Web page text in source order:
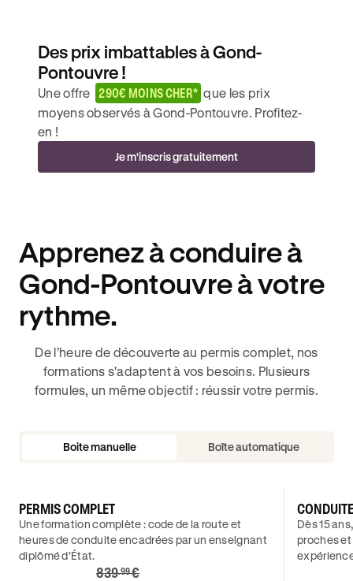
Des prix imbattables à Gond-
Pontouvre !
Une offre 290€ MOINS CHER* que les prix
moyens observés à Gond-Pontouvre. Profitez-
en !
Je m'inscris gratuitement
Apprenez à conduire à
Gond-Pontouvre à votre
rythme.
De l’heure de découverte au permis complet, nos
formations s'adaptent à vos besoins. Plusieurs
formules, un même objectif : réussir votre permis.
Boite manuelle Boîte automatique
PERMIS COMPLET
Une formation complète : code de la route et
heures de conduite encadrées par un enseignant
diplômé d’État.
839 .99€
Dès 15
proches